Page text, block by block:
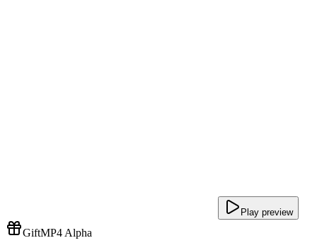
Play preview
GiftMP4 Alpha